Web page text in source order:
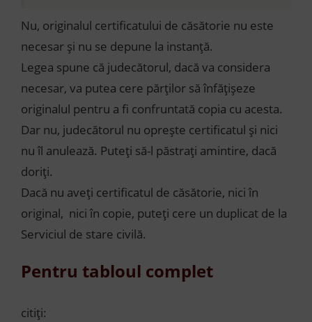
Nu, originalul certificatului de căsătorie nu este
necesar și nu se depune la instanță.
Legea spune că judecătorul, dacă va considera
necesar, va putea cere părților să înfățișeze
originalul pentru a fi confruntată copia cu acesta.
Dar nu, judecătorul nu oprește certificatul și nici
nu îl anulează. Puteți să-l păstrați amintire, dacă
doriți.
Dacă nu aveți certificatul de căsătorie, nici în
original, nici în copie, puteți cere un duplicat de la
Serviciul de stare civilă.
Pentru tabloul complet
citiți: